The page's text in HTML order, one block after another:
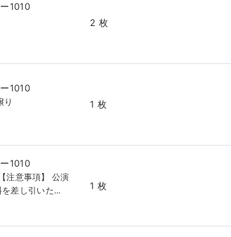
1010
2 枚
1010
り 1 枚
1010
注意事項】 公演
差し引いた...
1 枚